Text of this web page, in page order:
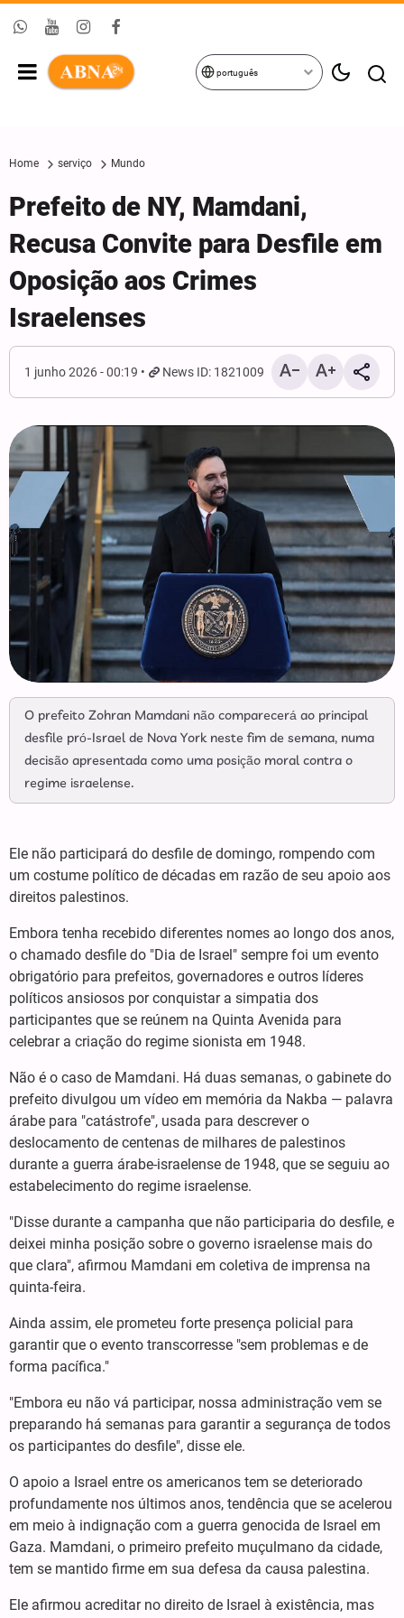
português
Home serviço Mundo
Prefeito de NY, Mamdani,
Recusa Convite para Desfile em
Oposição aos Crimes
Israelenses
1 junho 2026 - 00:19 News ID: 1821009
O prefeito Zohran Mamdani não comparecerá ao principal
desfile pró-Israel de Nova York neste fim de semana, numa
decisão apresentada como uma posição moral contra o
regime israelense.
Ele não participará do desfile de domingo, rompendo com
um costume político de décadas em razão de seu apoio aos
direitos palestinos.
Embora tenha recebido diferentes nomes ao longo dos anos,
o chamado desfile do "Dia de Israel" sempre foi um evento
obrigatório para prefeitos, governadores e outros líderes
políticos ansiosos por conquistar a simpatia dos
participantes que se reúnem na Quinta Avenida para
celebrar a criação do regime sionista em 1948.
Não é o caso de Mamdani. Há duas semanas, o gabinete do
prefeito divulgou um vídeo em memória da Nakba — palavra
árabe para "catástrofe", usada para descrever o
deslocamento de centenas de milhares de palestinos
durante a guerra árabe-israelense de 1948, que se seguiu ao
estabelecimento do regime israelense.
"Disse durante a campanha que não participaria do desfile, e
deixei minha posição sobre o governo israelense mais do
que clara", afirmou Mamdani em coletiva de imprensa na
quinta-feira.
Ainda assim, ele prometeu forte presença policial para
garantir que o evento transcorresse "sem problemas e de
forma pacífica."
"Embora eu não vá participar, nossa administração vem se
preparando há semanas para garantir a segurança de todos
os participantes do desfile", disse ele.
O apoio a Israel entre os americanos tem se deteriorado
profundamente nos últimos anos, tendência que se acelerou
em meio à indignação com a guerra genocida de Israel em
Gaza. Mamdani, o primeiro prefeito muçulmano da cidade,
tem se mantido firme em sua defesa da causa palestina.
Ele afirmou acreditar no direito de Israel à existência, mas